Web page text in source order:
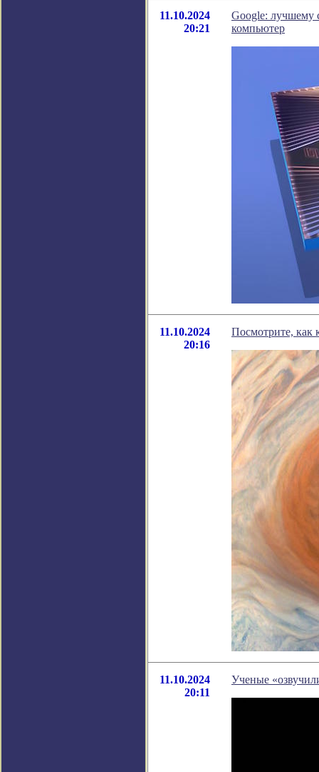
11.10.2024
20:21
Google: лучшему
компьютер
11.10.2024
20:16
Посмотрите, как
11.10.2024
20:11
Ученые